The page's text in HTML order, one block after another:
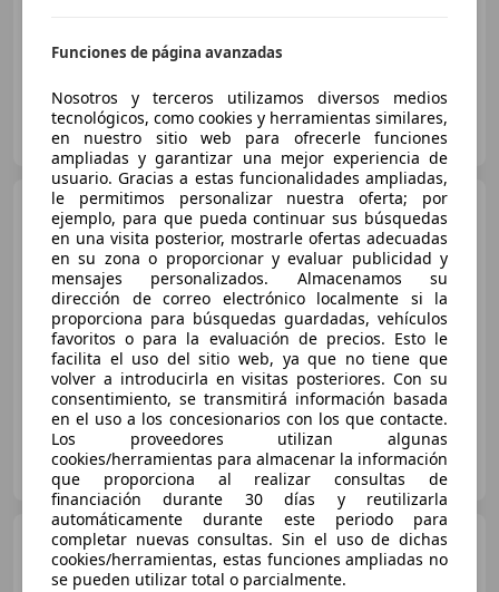
Autoplanet
ES-28914 LEGANES
Honda HR-V 1.5 I-MMD HEV
ADVANCE CVT 131 5P
€ 21.870
Sin comparación
05/2022 69.533 km Gasolina 96 kW (131 CV)
Autoplanet II Ciudad del Automóvil
ES-28914 LEGANES
Honda HR-V 1.5 I-MMD HEV
ADVANCE CVT 131 5P
Funciones de página avanzadas
Nosotros y terceros utilizamos diversos medios
tecnológicos, como cookies y herramientas similares,
en nuestro sitio web para ofrecerle funciones
ampliadas y garantizar una mejor experiencia de
usuario. Gracias a estas funcionalidades ampliadas,
le permitimos personalizar nuestra oferta; por
ejemplo, para que pueda continuar sus búsquedas
en una visita posterior, mostrarle ofertas adecuadas
en su zona o proporcionar y evaluar publicidad y
mensajes personalizados. Almacenamos su
dirección de correo electrónico localmente si la
proporciona para búsquedas guardadas, vehículos
favoritos o para la evaluación de precios. Esto le
facilita el uso del sitio web, ya que no tiene que
volver a introducirla en visitas posteriores. Con su
consentimiento, se transmitirá información basada
en el uso a los concesionarios con los que contacte.
Los proveedores utilizan algunas
cookies/herramientas para almacenar la información
que proporciona al realizar consultas de
financiación durante 30 días y reutilizarla
automáticamente durante este periodo para
completar nuevas consultas. Sin el uso de dichas
cookies/herramientas, estas funciones ampliadas no
se pueden utilizar total o parcialmente.